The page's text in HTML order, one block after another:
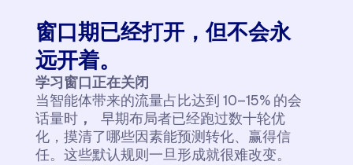
窗口期已经打开，但不会永
远开着。
学习窗口正在关闭
当智能体带来的流量占比达到 10–15% 的会
话量时， 早期布局者已经跑过数十轮优
化，摸清了哪些因素能预测转化、赢得信
任。这些默认规则一旦形成就很难改变。